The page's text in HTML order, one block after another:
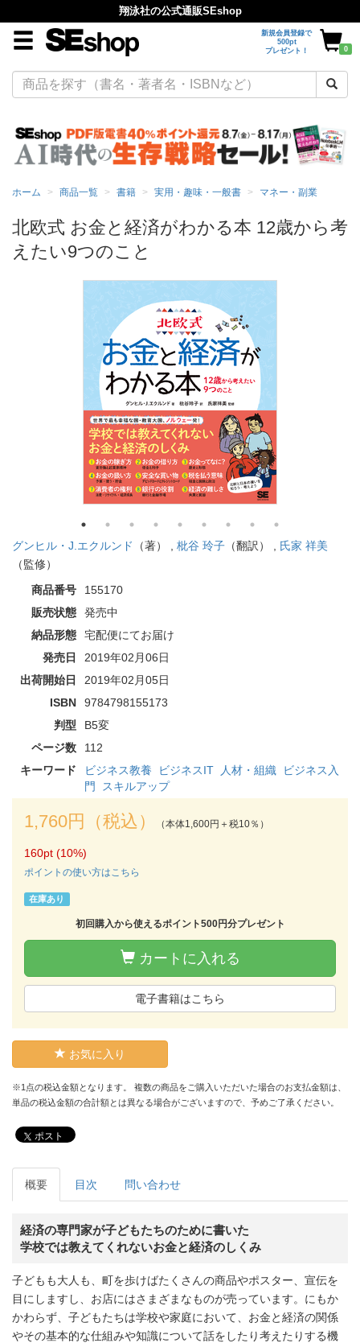
翔泳社の公式通販SEshop
新規会員登録で
500pt
プレゼント！
0
ホーム 商品一覧 書籍 実用・趣味・一般書 マネー・副業
北欧式 お金と経済がわかる本 12歳から考
えたい9つのこと
グンヒル・J.エクルンド （著） , 枇谷 玲子 （翻訳） , 氏家 祥美
（監修）
商品番号
155170
販売状態
発売中
納品形態
宅配便にてお届け
発売日
2019年02月06日
出荷開始日
2019年02月05日
ISBN
9784798155173
判型
B5変
ページ数
112
キーワード
ビジネス教養 ビジネスIT 人材・組織
ビジネス入
門
スキルアップ
1,760円（税込） （本体1,600円＋税10％）
160pt (10%)
ポイントの使い方はこちら
在庫あり
初回購入から使えるポイント500円分プレゼント
カートに入れる
電子書籍はこちら
お気に入り
※1点の税込金額となります。 複数の商品をご購入いただいた場合のお支払金額は、
単品の税込金額の合計額とは異なる場合がございますので、予めご了承ください。
ポスト
概要 目次 問い合わせ
経済の専門家が子どもたちのために書いた
学校では教えてくれないお金と経済のしくみ
子どもも大人も、町を歩けばたくさんの商品やポスター、宣伝を
目にしますし、お店にはさまざまなものが売っています。にもか
かわらず、子どもたちは学校や家庭において、お金と経済の関係
やその基本的な仕組みや知識について話をしたり考えたりする機